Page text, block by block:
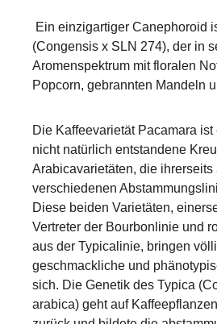
Ein einzigartiger Canephoroid
(Congensis x SLN 274), der in
Aromenspektrum mit floralen
Popcorn, gebrannten Mandeln
Die Kaffeevarietät Pacamara
nicht natürlich entstandene
Arabicavarietäten, die ihrerseits
verschiedenen
Diese beiden Varietäten,
Vertreter der Bourbonlinie und
aus der Typicalinie, bringen
geschmackliche und
sich. Die Genetik des Typica
arabica) geht auf